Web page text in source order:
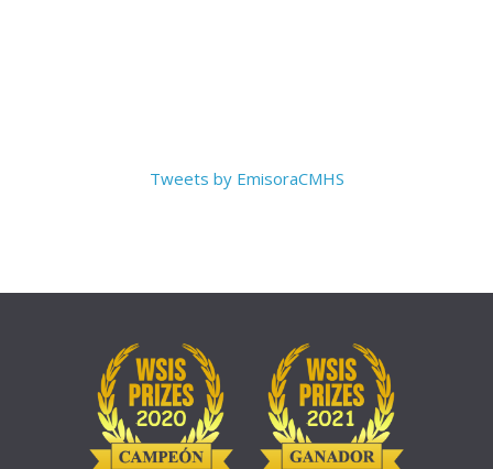
Tweets by EmisoraCMHS